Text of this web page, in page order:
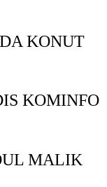
KONUT
KOMINFO
MALIK